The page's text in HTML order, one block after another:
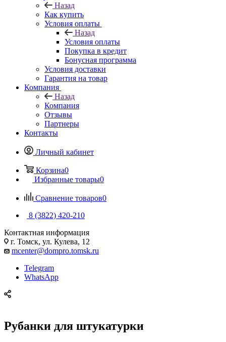
Назад
Как купить
Условия оплаты
Назад
Условия оплаты
Покупка в кредит
Бонусная программа
Условия доставки
Гарантия на товар
Компания
Назад
Компания
Отзывы
Партнеры
Контакты
Личный кабинет
Корзина0
Избранные товары0
Сравнение товаров0
8 (3822) 420-210
Контактная информация
г. Томск, ул. Кулева, 12
mcenter@dompro.tomsk.ru
Telegram
WhatsApp
Рубанки для штукатурки